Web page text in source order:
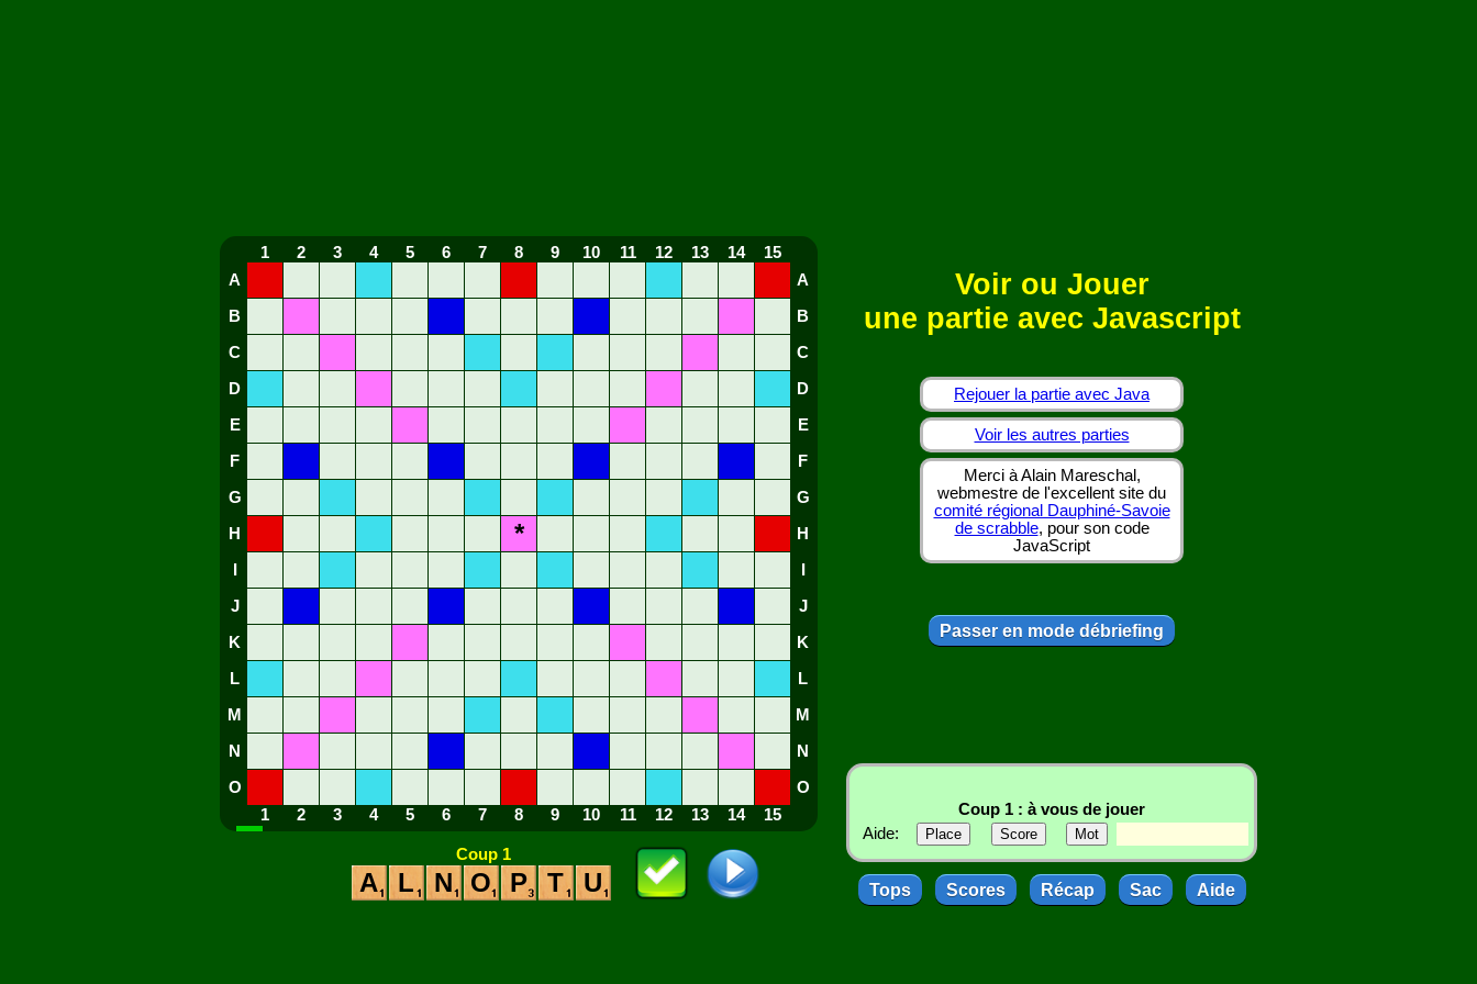
1 2 3 4 5 6 7 8 9 10 11 12 13 14
15
A
A
B B
C C
D D
E E
F F
G G
H * H
J J
K K
L L
M M
N N
O
O
1
2 3 4 5 6 7 8 9 10 11 12 13 14 15
Coup 1
A L N O P T U
Voir ou Jouer
une partie avec Javascript
Rejouer la partie avec Java
Voir les autres parties
Merci à Alain Mareschal,
webmestre de l'excellent site du
comité régional Dauphiné-Savoie
de scrabble, pour son code
JavaScript
Passer en mode débriefing
Coup 1 : à vous de jouer
Aide:
Tops Scores Récap Sac Aide